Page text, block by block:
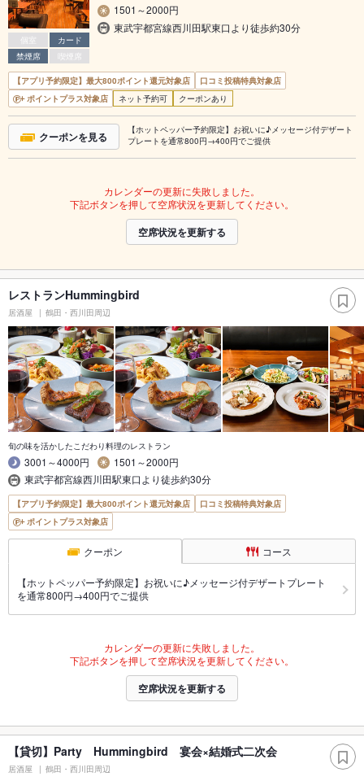
個室
カード
禁煙席
喫煙席
1501～2000円
東武宇都宮線西川田駅東口より徒歩約30分
【アプリ予約限定】最大800ポイント還元対象店
口コミ投稿特典対象店
ポイントプラス対象店
ネット予約可 クーポンあり
クーポンを見る
【ホットペッパー予約限定】お祝いに♪メッセージ付デザート
プレートを通常800円→400円でご提供
カレンダーの更新に失敗しました。
下記ボタンを押して空席状況を更新してください。
空席状況を更新する
レストランHummingbird
居酒屋 鶴田・西川田周辺
旬の味を活かしたこだわり料理のレストラン
3001～4000円
1501～2000円
東武宇都宮線西川田駅東口より徒歩約30分
【アプリ予約限定】最大800ポイント還元対象店
口コミ投稿特典対象店
ポイントプラス対象店
クーポン コース
【ホットペッパー予約限定】お祝いに♪メッセージ付デザートプレート
を通常800円→400円でご提供
カレンダーの更新に失敗しました。
下記ボタンを押して空席状況を更新してください。
空席状況を更新する
【貸切】Party Hummingbird 宴会×結婚式二次会
居酒屋 鶴田・西川田周辺